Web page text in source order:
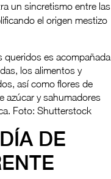
un sincretismo entre las
el origen mestizo
queridos es acompañada
los alimentos y
así como flores de
azúcar y sahumadores
Foto: Shutterstock
DE